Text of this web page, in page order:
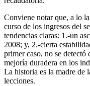
Conviene notar que, a lo
curso de los ingresos del
tendencias claras: 1.-un
2008; y, 2.-cierta
primer caso, no se detectó
mejoría duradera en los
La historia es la madre de
lecciones.